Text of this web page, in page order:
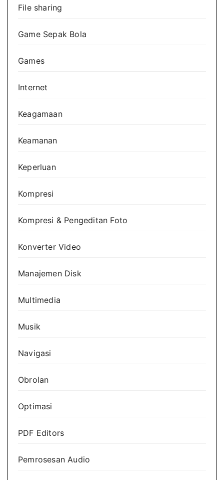
File sharing
Game Sepak Bola
Games
Internet
Keagamaan
Keamanan
Keperluan
Kompresi
Kompresi & Pengeditan Foto
Konverter Video
Manajemen Disk
Multimedia
Musik
Navigasi
Obrolan
Optimasi
PDF Editors
Pemrosesan Audio